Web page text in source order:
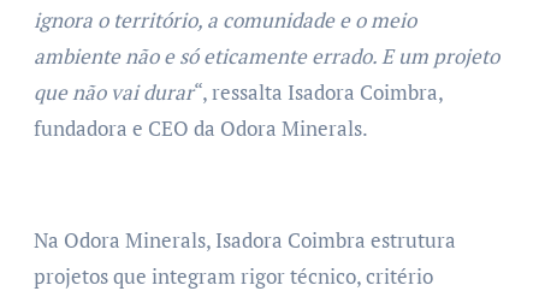
ignora o território, a comunidade e o meio
ambiente não e só eticamente errado. E um projeto
que não vai durar“, ressalta Isadora Coimbra,
fundadora e CEO da Odora Minerals.
Na Odora Minerals, Isadora Coimbra estrutura
projetos que integram rigor técnico, critério